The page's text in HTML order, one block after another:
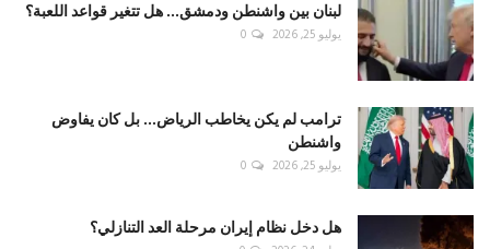
لبنان بين واشنطن ودمشق... هل تتغير قواعد اللعبة؟
يوليو 25, 2026 0
ترامب لم يكن يخاطب الرياض... بل كان يفاوض
واشنطن
يوليو 25, 2026 0
هل دخل نظام إيران مرحلة العد التنازلي؟